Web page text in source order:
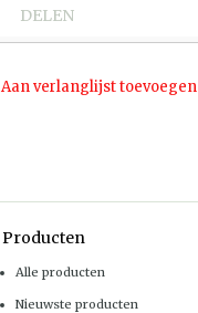
DELEN
Aan verlanglijst toevoegen
Producten
Alle producten
Nieuwste producten